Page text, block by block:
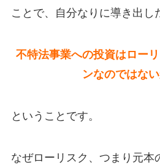
ことで、自分なりに導き出し
不特法事業への投資はロー
ンなのではな
ということです。
なぜローリスク、つまり元本